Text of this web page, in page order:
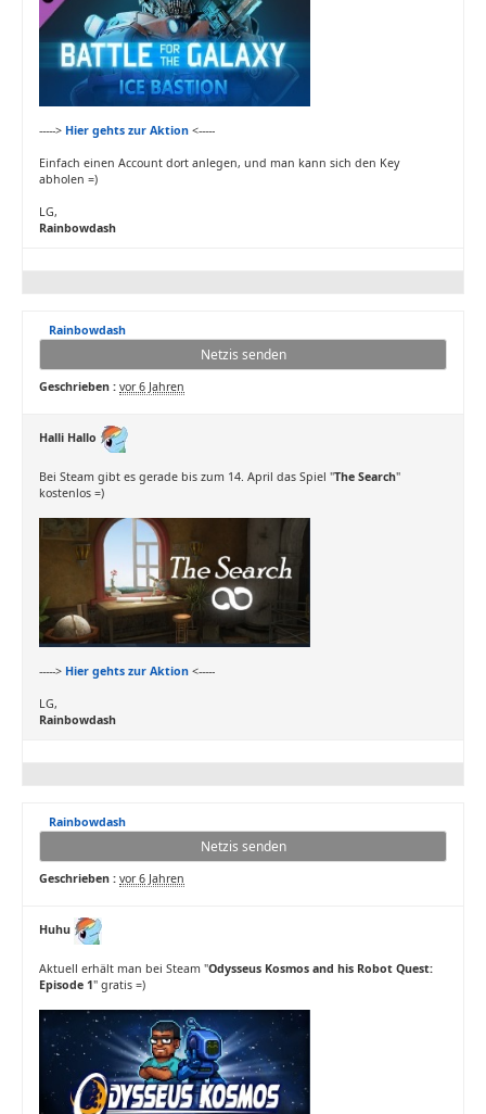
-----> Hier gehts zur Aktion <-----
Einfach einen Account dort anlegen, und man kann sich den Key
abholen =)
LG,
Rainbowdash
Rainbowdash
Netzis senden
Geschrieben : vor 6 Jahren
Halli Hallo
Bei Steam gibt es gerade bis zum 14. April das Spiel "The Search"
kostenlos =)
-----> Hier gehts zur Aktion <-----
LG,
Rainbowdash
Rainbowdash
Netzis senden
Geschrieben : vor 6 Jahren
Huhu
Aktuell erhält man bei Steam "Odysseus Kosmos and his Robot Quest:
Episode 1" gratis =)